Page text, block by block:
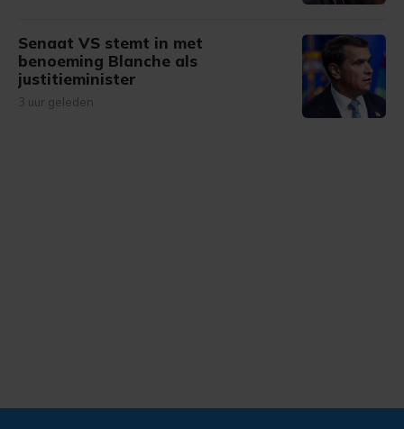
Senaat VS stemt in met
benoeming Blanche als
justitieminister
3 uur geleden